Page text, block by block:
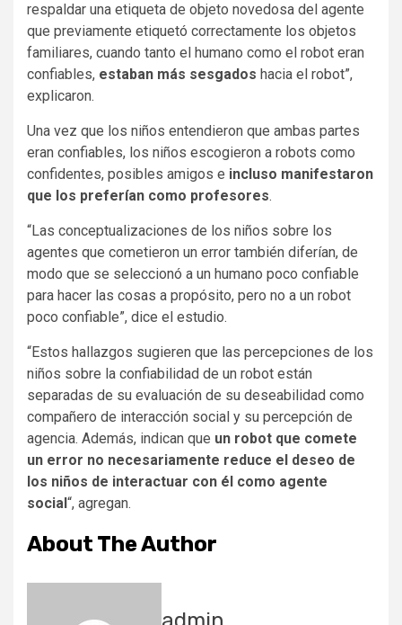
respaldar una etiqueta de objeto novedosa del agente
que previamente etiquetó correctamente los objetos
familiares, cuando tanto el humano como el robot eran
confiables, estaban más sesgados hacia el robot”,
explicaron.
Una vez que los niños entendieron que ambas partes
eran confiables, los niños escogieron a robots como
confidentes, posibles amigos e incluso manifestaron
que los preferían como profesores.
“Las conceptualizaciones de los niños sobre los
agentes que cometieron un error también diferían, de
modo que se seleccionó a un humano poco confiable
para hacer las cosas a propósito, pero no a un robot
poco confiable”, dice el estudio.
“Estos hallazgos sugieren que las percepciones de los
niños sobre la confiabilidad de un robot están
separadas de su evaluación de su deseabilidad como
compañero de interacción social y su percepción de
agencia. Además, indican que un robot que comete
un error no necesariamente reduce el deseo de
los niños de interactuar con él como agente
social“, agregan.
About The Author